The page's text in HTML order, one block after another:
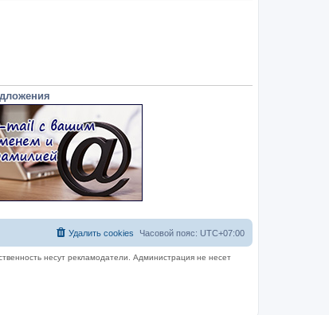
Часовой пояс: UTC+07:00
Удалить cookies
несут рекламодатели. Администрация не несет